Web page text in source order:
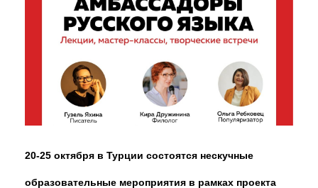
20-25 октября в Турции состоятся нескучные
образовательные мероприятия в рамках проекта